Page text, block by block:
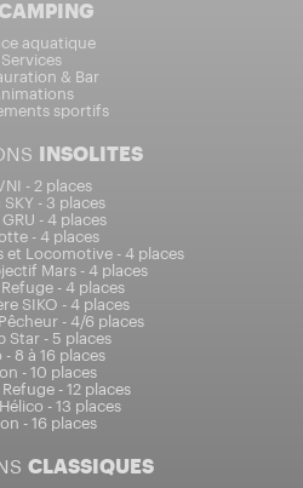
aquatique
Services
& Bar
sportifs
INSOLITES
- 2 places
- 3 places
- 4 places
- 4 places
et Locomotive - 4 places
Mars - 4 places
- 4 places
SIKO - 4 places
- 4/6 places
Star - 5 places
- 8 à 16 places
- 10 places
- 12 places
- 13 places
- 16 places
CLASSIQUES